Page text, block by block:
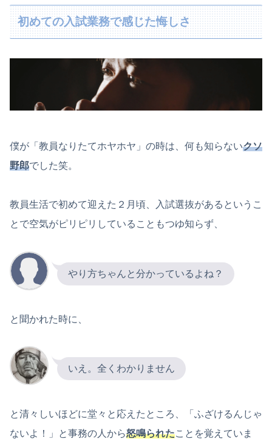
初めての入試業務で感じた悔しさ
僕が「教員なりたてホヤホヤ」の時は、何も知らないクソ
野郎でした笑。
教員生活で初めて迎えた２月頃、入試選抜があるというこ
とで空気がピリピリしていることもつゆ知らず、
やり方ちゃんと分かっているよね？
と聞かれた時に、
いえ。全くわかりません
と清々しいほどに堂々と応えたところ、「ふざけるんじゃ
ないよ！」と事務の人から怒鳴られたことを覚えていま